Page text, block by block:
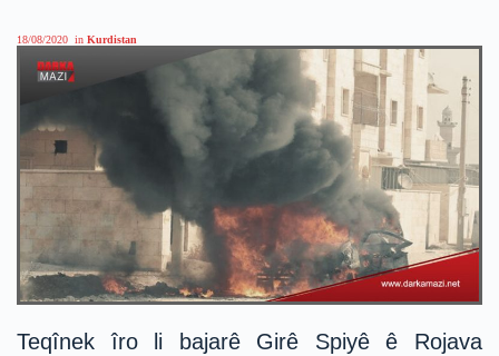
18/08/2020 in Kurdistan
Teqînek îro li bajarê Girê Spiyê ê Rojava